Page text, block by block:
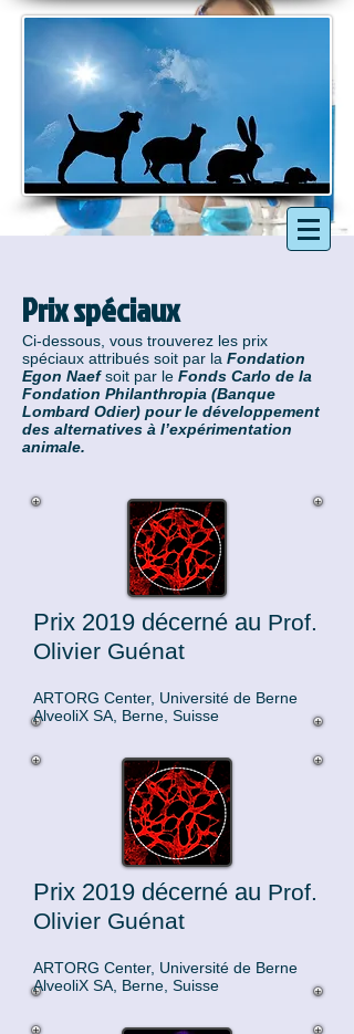
Prix spéciaux
Ci-dessous, vous trouverez les prix
spéciaux attribués soit par la Fondation
Egon Naefsoit par le Fonds Carlo de la
Fondation Philanthropia (Banque
Lombard Odier) pour le développement
des alternatives à l’expérimentation
animale.
Prix 2019 décerné au Prof.
Olivier Guénat
ARTORG Center, Université de Berne
AlveoliX SA, Berne, Suisse
Prix 2019 décerné au Prof.
Olivier Guénat
ARTORG Center, Université de Berne
AlveoliX SA, Berne, Suisse